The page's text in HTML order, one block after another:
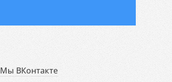
Мы ВКонтакте